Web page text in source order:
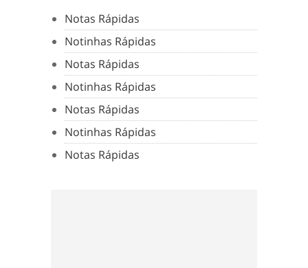
Notas Rápidas
Notinhas Rápidas
Notas Rápidas
Notinhas Rápidas
Notas Rápidas
Notinhas Rápidas
Notas Rápidas